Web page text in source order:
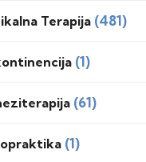
Terapija (481)
(1)
(61)
(1)